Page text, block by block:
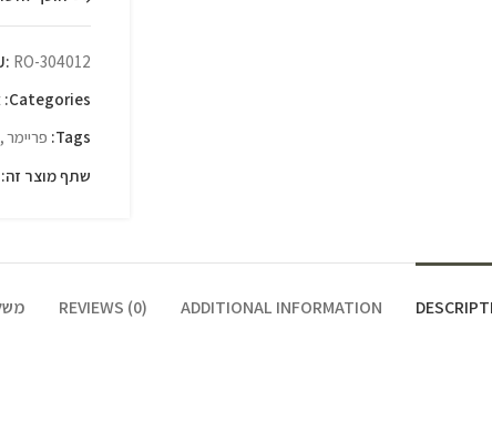
RO-304012
Categories:
Tags: פריימר,
שתף מוצר זה:
ADDITIONAL INFORMATION
REVIEWS (0)